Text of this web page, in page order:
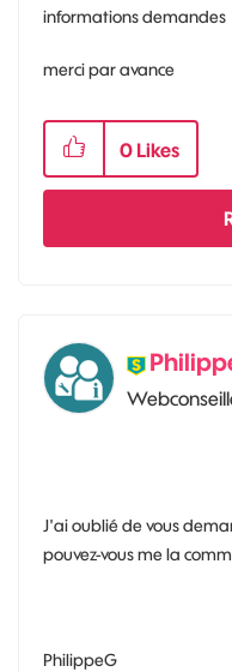
informations demandes
merci par avance
0 Likes
J'ai oublié de vous
pouvez-vous me la
PhilippeG